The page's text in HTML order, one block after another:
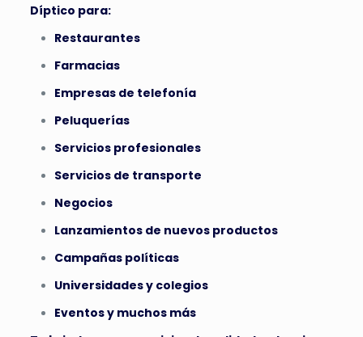
Díptico para:
Restaurantes
Farmacias
Empresas de telefonía
Peluquerías
Servicios profesionales
Servicios de transporte
Negocios
Lanzamientos de nuevos productos
Campañas políticas
Universidades y colegios
Eventos y muchos más